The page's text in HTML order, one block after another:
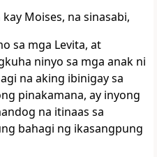
Moises, na sinasabi,
sa mga Levita, at
ninyo sa mga anak ni
na aking ibinigay sa
pinakamana, ay inyong
na itinaas sa
bahagi ng ikasangpung